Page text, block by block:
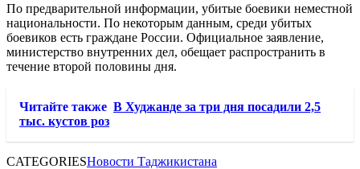
По предварительной информации, убитые боевики неместной
национальности. По некоторым данным, среди убитых
боевиков есть граждане России. Официальное заявление,
министерство внутренних дел, обещает распространить в
течение второй половины дня.
Читайте также В Худжанде за три дня посадили 2,5
тыс. кустов роз
CATEGORIESНовости Таджикистана